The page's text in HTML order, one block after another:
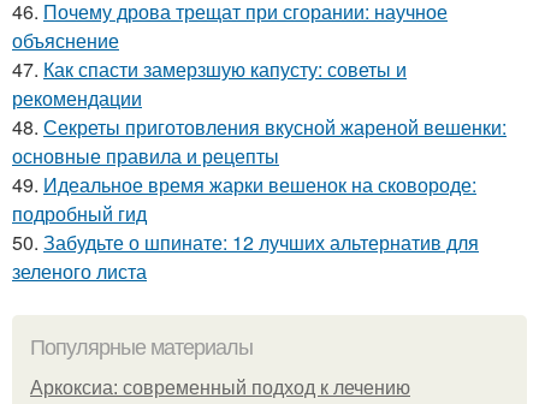
46. Почему дрова трещат при сгорании: научное
объяснение
47. Как спасти замерзшую капусту: советы и
рекомендации
48. Секреты приготовления вкусной жареной вешенки:
основные правила и рецепты
49. Идеальное время жарки вешенок на сковороде:
подробный гид
50. Забудьте о шпинате: 12 лучших альтернатив для
зеленого листа
Популярные материалы
Аркоксиа: современный подход к лечению